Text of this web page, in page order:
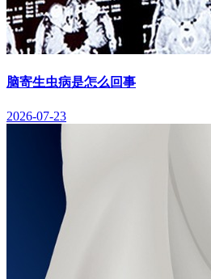
脑寄生虫病是怎么回事
2026-07-23